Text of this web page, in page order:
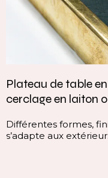
Plateau de table
cerclage en laiton
Différentes formes,
s’adapte aux